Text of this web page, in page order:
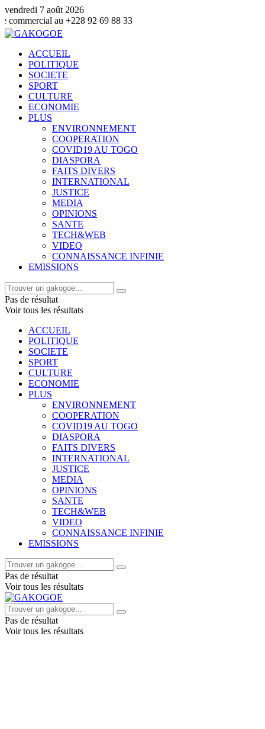
vendredi 7 août 2026
+228 92 69 88 33
ACCUEIL
POLITIQUE
SOCIETE
SPORT
CULTURE
ECONOMIE
PLUS
ENVIRONNEMENT
COOPERATION
COVID19 AU TOGO
DIASPORA
FAITS DIVERS
INTERNATIONAL
JUSTICE
MEDIA
OPINIONS
SANTE
TECH&WEB
VIDEO
CONNAISSANCE INFINIE
EMISSIONS
Pas de résultat
Voir tous les résultats
ACCUEIL
POLITIQUE
SOCIETE
SPORT
CULTURE
ECONOMIE
PLUS
ENVIRONNEMENT
COOPERATION
COVID19 AU TOGO
DIASPORA
FAITS DIVERS
INTERNATIONAL
JUSTICE
MEDIA
OPINIONS
SANTE
TECH&WEB
VIDEO
CONNAISSANCE INFINIE
EMISSIONS
Pas de résultat
Voir tous les résultats
Pas de résultat
Voir tous les résultats